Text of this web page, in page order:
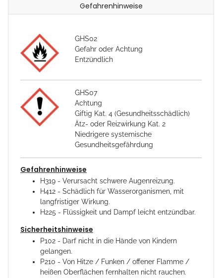
Gefahrenhinweise
GHS02
Gefahr oder Achtung
Entzündlich
GHS07
Achtung
Giftig Kat. 4 (Gesundheitsschädlich)
Ätz- oder Reizwirkung Kat. 2
Niedrigere systemische
Gesundheitsgefährdung
Gefahrenhinweise
H319 - Verursacht schwere Augenreizung.
H412 - Schädlich für Wasserorganismen, mit
langfristiger Wirkung.
H225 - Flüssigkeit und Dampf leicht entzündbar.
Sicherheitshinweise
P102 - Darf nicht in die Hände von Kindern
gelangen.
P210 - Von Hitze / Funken / offener Flamme /
heißen Oberflächen fernhalten nicht rauchen.